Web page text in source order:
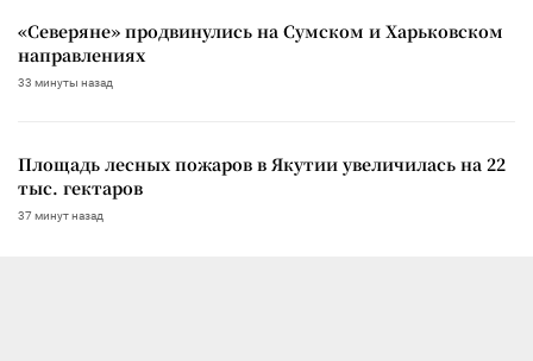
«Северяне» продвинулись на Сумском и Харьковском
направлениях
33 минуты назад
Площадь лесных пожаров в Якутии увеличилась на 22
тыс. гектаров
37 минут назад